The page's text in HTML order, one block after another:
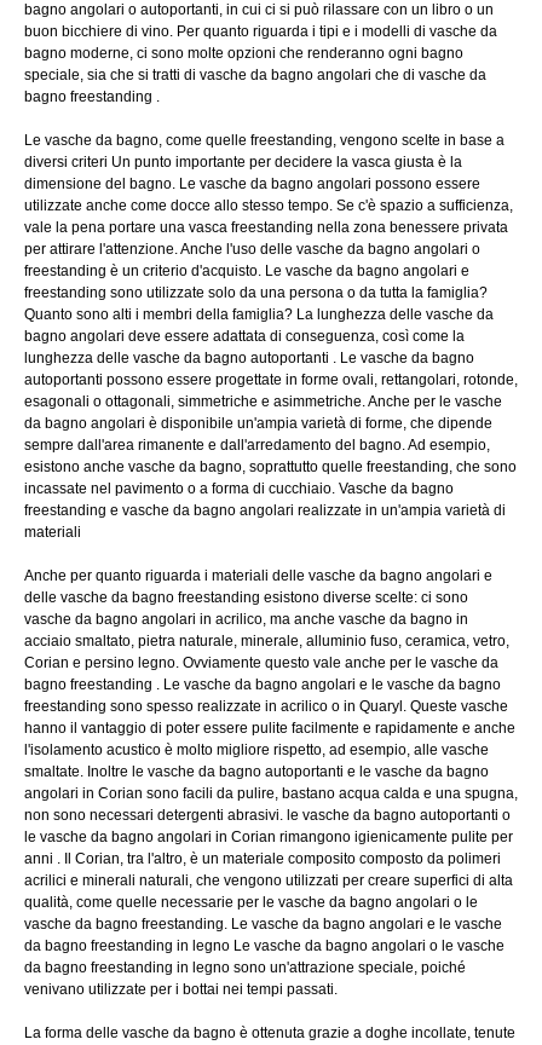
bagno angolari o autoportanti, in cui ci si può rilassare con un libro o un
buon bicchiere di vino. Per quanto riguarda i tipi e i modelli di vasche da
bagno moderne, ci sono molte opzioni che renderanno ogni bagno
speciale, sia che si tratti di vasche da bagno angolari che di vasche da
bagno freestanding .
Le vasche da bagno, come quelle freestanding, vengono scelte in base a
diversi criteri Un punto importante per decidere la vasca giusta è la
dimensione del bagno. Le vasche da bagno angolari possono essere
utilizzate anche come docce allo stesso tempo. Se c'è spazio a sufficienza,
vale la pena portare una vasca freestanding nella zona benessere privata
per attirare l'attenzione. Anche l'uso delle vasche da bagno angolari o
freestanding è un criterio d'acquisto. Le vasche da bagno angolari e
freestanding sono utilizzate solo da una persona o da tutta la famiglia?
Quanto sono alti i membri della famiglia? La lunghezza delle vasche da
bagno angolari deve essere adattata di conseguenza, così come la
lunghezza delle vasche da bagno autoportanti . Le vasche da bagno
autoportanti possono essere progettate in forme ovali, rettangolari, rotonde,
esagonali o ottagonali, simmetriche e asimmetriche. Anche per le vasche
da bagno angolari è disponibile un'ampia varietà di forme, che dipende
sempre dall'area rimanente e dall'arredamento del bagno. Ad esempio,
esistono anche vasche da bagno, soprattutto quelle freestanding, che sono
incassate nel pavimento o a forma di cucchiaio. Vasche da bagno
freestanding e vasche da bagno angolari realizzate in un'ampia varietà di
materiali
Anche per quanto riguarda i materiali delle vasche da bagno angolari e
delle vasche da bagno freestanding esistono diverse scelte: ci sono
vasche da bagno angolari in acrilico, ma anche vasche da bagno in
acciaio smaltato, pietra naturale, minerale, alluminio fuso, ceramica, vetro,
Corian e persino legno. Ovviamente questo vale anche per le vasche da
bagno freestanding . Le vasche da bagno angolari e le vasche da bagno
freestanding sono spesso realizzate in acrilico o in Quaryl. Queste vasche
hanno il vantaggio di poter essere pulite facilmente e rapidamente e anche
l'isolamento acustico è molto migliore rispetto, ad esempio, alle vasche
smaltate. Inoltre le vasche da bagno autoportanti e le vasche da bagno
angolari in Corian sono facili da pulire, bastano acqua calda e una spugna,
non sono necessari detergenti abrasivi. le vasche da bagno autoportanti o
le vasche da bagno angolari in Corian rimangono igienicamente pulite per
anni . Il Corian, tra l'altro, è un materiale composito composto da polimeri
acrilici e minerali naturali, che vengono utilizzati per creare superfici di alta
qualità, come quelle necessarie per le vasche da bagno angolari o le
vasche da bagno freestanding. Le vasche da bagno angolari e le vasche
da bagno freestanding in legno Le vasche da bagno angolari o le vasche
da bagno freestanding in legno sono un'attrazione speciale, poiché
venivano utilizzate per i bottai nei tempi passati.
La forma delle vasche da bagno è ottenuta grazie a doghe incollate, tenute